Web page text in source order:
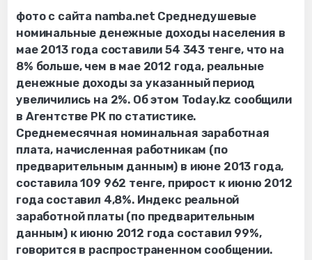
фото с сайта namba.net Среднедушевые
номинальные денежные доходы населения в
мае 2013 года составили 54 343 тенге, что на
8% больше, чем в мае 2012 года, реальные
денежные доходы за указанный период
увеличились на 2%. Об этом Today.kz сообщили
в Агентстве РК по статистике.
Среднемесячная номинальная заработная
плата, начисленная работникам (по
предварительным данным) в июне 2013 года,
составила 109 962 тенге, прирост к июню 2012
года составил 4,8%. Индекс реальной
заработной платы (по предварительным
данным) к июню 2012 года составил 99%,
говорится в распространенном сообщении.